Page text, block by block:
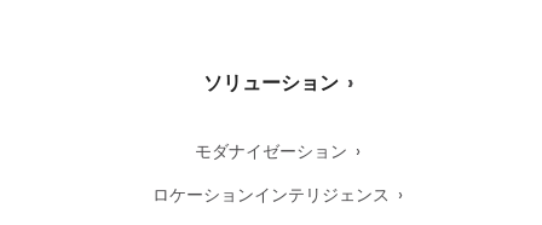
ソリューション
モダナイゼーション
ロケーションインテリジェンス